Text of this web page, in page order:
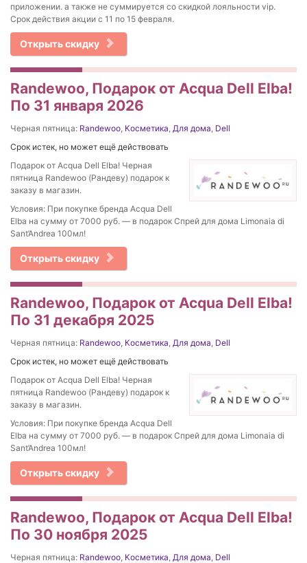
приложении. а также не суммируется со скидкой лояльности vip.
Срок действия акции с 11 по 15 февраля.
Открыть скидку
Randewoo, Подарок от Acqua Dell Elba!
По 31 января 2026
Черная пятница: Randewoo Косметика Для дома Dell
Срок истек, но может ещё действовать
Подарок от Acqua Dell Elba! Черная
пятница Randewoo (Рандеву) подарок к
заказу в магазин.
Условия: При покупке бренда Acqua Dell
Elba на сумму от 7000 руб. — в подарок Спрей для дома Limonaia di
Sant’Andrea 100мл!
Открыть скидку
Randewoo, Подарок от Acqua Dell Elba!
По 31 декабря 2025
Черная пятница: Randewoo Косметика Для дома Dell
Срок истек, но может ещё действовать
Подарок от Acqua Dell Elba! Черная
пятница Randewoo (Рандеву) подарок к
заказу в магазин.
Условия: При покупке бренда Acqua Dell
Elba на сумму от 7000 руб. — в подарок Спрей для дома Limonaia di
Sant’Andrea 100мл!
Открыть скидку
Randewoo, Подарок от Acqua Dell Elba!
По 30 ноября 2025
Черная пятница: Randewoo Косметика Для дома Dell